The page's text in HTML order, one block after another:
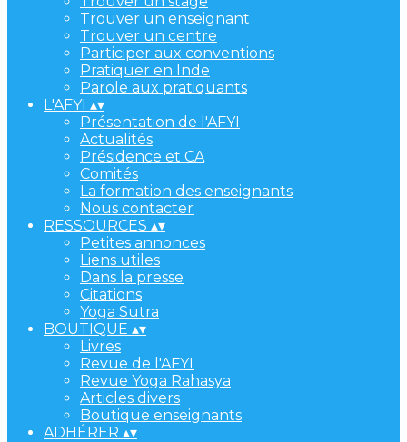
Trouver un enseignant
Trouver un centre
Participer aux conventions
Pratiquer en Inde
Parole aux pratiquants
L'AFYI ▴▾
Présentation de l'AFYI
Actualités
Présidence et CA
Comités
La formation des enseignants
Nous contacter
RESSOURCES ▴▾
Petites annonces
Liens utiles
Dans la presse
Citations
Yoga Sutra
BOUTIQUE ▴▾
Livres
Revue de l'AFYI
Revue Yoga Rahasya
Articles divers
Boutique enseignants
ADHÉRER ▴▾